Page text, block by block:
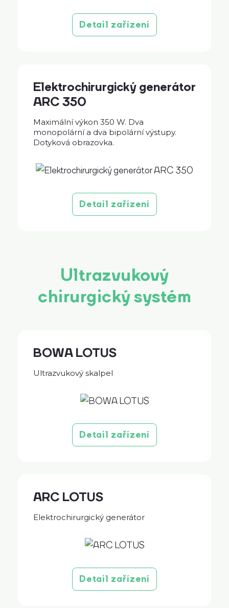
Detail zařízení
Elektrochirurgický generátor
ARC 350
Maximální výkon 350 W. Dva
monopolární a dva bipolární výstupy.
Dotyková obrazovka.
Detail zařízení
Ultrazvukový
chirurgický systém
BOWA LOTUS
Ultrazvukový skalpel
Detail zařízení
ARC LOTUS
Elektrochirurgický generátor
Detail zařízení